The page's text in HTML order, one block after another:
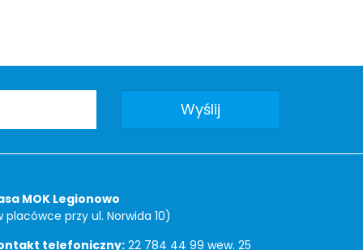
MOK Legionowo
placówce przy ul. Norwida 10)
telefoniczny:22 784 44 99 wew. 25